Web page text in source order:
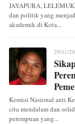
JAYAPURA,
dan politik yang
akademik di Kota...
29/11/
Komisi Nasional anti
cita mendalam dan
perempuan yang...